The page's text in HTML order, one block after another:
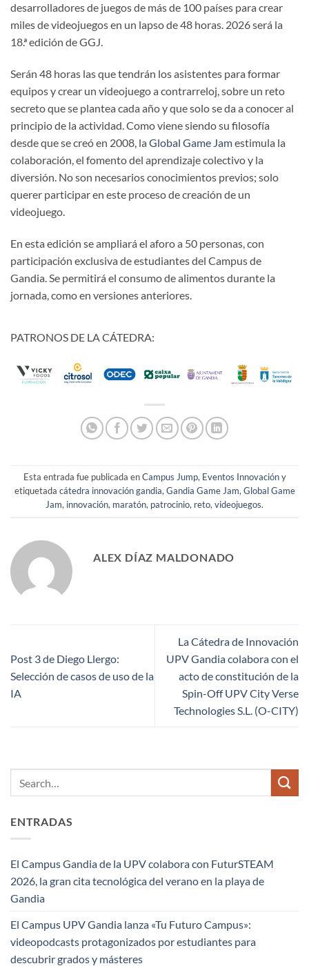
desarrolladores de juegos de más de 100 países para crear
miles de videojuegos en un lapso de 48 horas. 2026 será la
18.ª edición de GGJ.
Serán 48 horas las que tendrán los asistentes para formar
equipos y crear un videojuego a contrarreloj, sobre un reto
secreto que se plantea cada año y que solo se da a conocer al
principio de la actividad. Como viene siendo su filosofía
desde que se creó en 2008, la Global Game Jamestimula la
colaboración, el fomento del aprendizaje colectivo y la
diversión. No son necesarios conocimientos previos; solo
querer participar en este proceso de creación de un
videojuego.
En esta edición se ampliará el aforo a 50 personas, con
participación exclusiva de estudiantes del Campus de
Gandia. Se permitirá el consumo de alimentos durante la
jornada, como en versiones anteriores.
PATRONOS DE LA CÁTEDRA:
Esta entrada fue publicada enCampus Jump, Eventos Innovacióny
etiquetada cátedra innovación gandia, Gandia Game Jam, Global Game
Jam, innovación, maratón, patrocinio, reto, videojuegos.
ALEX DÍAZ MALDONADO
Post 3 de Diego Llergo:
Selección de casos de uso de la
IA
La Cátedra de Innovación
UPV Gandia colabora con el
acto de constitución de la
Spin-Off UPV City Verse
Technologies S.L. (O-CITY)
ENTRADAS
El Campus Gandia de la UPV colabora con FuturSTEAM
2026, la gran cita tecnológica del verano en la playa de
Gandia
El Campus UPV Gandia lanza «Tu Futuro Campus»:
videopodcasts protagonizados por estudiantes para
descubrir grados y másteres